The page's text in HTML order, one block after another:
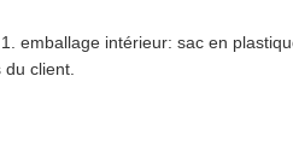
emballage intérieur: sac en
client.